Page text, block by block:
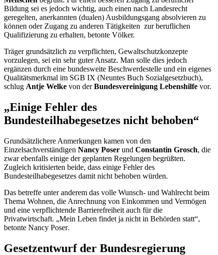
Bildung sei es jedoch wichtig, auch einen nach Landesrecht
geregelten, anerkannten (dualen) Ausbildungsgang absolvieren zu
können oder Zugang zu anderen Tätigkeiten zur beruflichen
Qualifizierung zu erhalten, betonte Völker.
Träger grundsätzlich zu verpflichten, Gewaltschutzkonzepte
vorzulegen, sei ein sehr guter Ansatz. Man solle dies jedoch
ergänzen durch eine bundesweite Beschwerdestelle und ein eigenes
Qualitätsmerkmal im SGB IX (Neuntes Buch Sozialgesetzbuch),
schlug Antje Welke von derBundesvereinigung Lebenshilfe vor.
„Einige Fehler des
Bundesteilhabegesetzes nicht behoben“
Grundsätzlichere Anmerkungen kamen von den
Einzelsachverständigen Nancy Poser und Constantin Grosch, die
zwar ebenfalls einige der geplanten Regelungen begrüßten.
Zugleich kritisierten beide, dass einige Fehler des
Bundesteilhabegesetzes damit nicht behoben würden.
Das betreffe unter anderem das volle Wunsch- und Wahlrecht beim
Thema Wohnen, die Anrechnung von Einkommen und Vermögen
und eine verpflichtende Barrierefreiheit auch für die
Privatwirtschaft. „Mein Leben findet ja nicht in Behörden statt“,
betonte Nancy Poser.
Gesetzentwurf der Bundesregierung